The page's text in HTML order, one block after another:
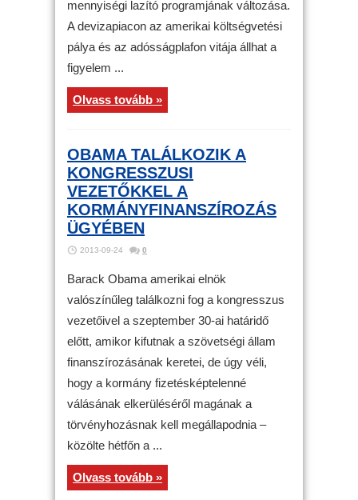
mennyiségi lazító programjának változása.
A devizapiacon az amerikai költségvetési
pálya és az adósságplafon vitája állhat a
figyelem ...
Olvass tovább »
OBAMA TALÁLKOZIK A
KONGRESSZUSI
VEZETŐKKEL A
KORMÁNYFINANSZÍROZÁS
ÜGYÉBEN
2013-09-24 0
Barack Obama amerikai elnök
valószínűleg találkozni fog a kongresszus
vezetőivel a szeptember 30-ai határidő
előtt, amikor kifutnak a szövetségi állam
finanszírozásának keretei, de úgy véli,
hogy a kormány fizetésképtelenné
válásának elkerüléséről magának a
törvényhozásnak kell megállapodnia –
közölte hétfőn a ...
Olvass tovább »